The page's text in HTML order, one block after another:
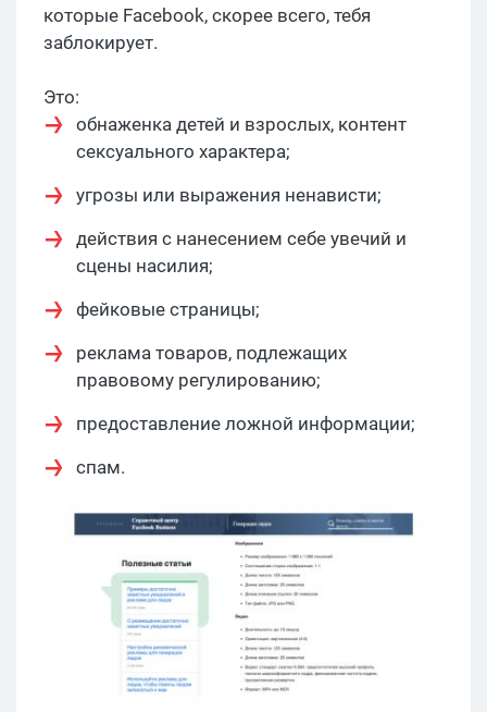
которые Facebook, скорее всего, тебя
заблокирует.
Это:
обнаженка детей и взрослых, контент
сексуального характера;
угрозы или выражения ненависти;
действия с нанесением себе увечий и
сцены насилия;
фейковые страницы;
реклама товаров, подлежащих
правовому регулированию;
предоставление ложной информации;
спам.